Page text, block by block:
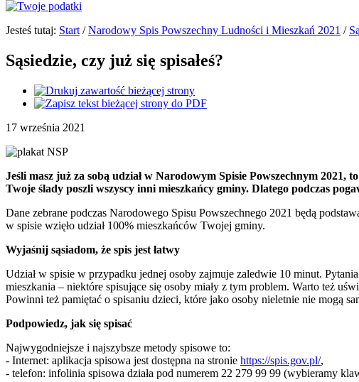
Jesteś tutaj: Start /Narodowy Spis Powszechny Ludności i Mieszkań 2021 /
Sąsiedzie, czy już się spisałeś?
17 września 2021
Jeśli masz już za sobą udział w Narodowym Spisie Powszechnym
Twoje ślady poszli wszyscy inni mieszkańcy gminy. Dlatego podczas
Dane zebrane podczas Narodowego Spisu Powszechnego 2021 będą
w spisie wzięło udział 100% mieszkańców Twojej gminy.
Wyjaśnij sąsiadom, że spis jest łatwy
Udział w spisie w przypadku jednej osoby zajmuje zaledwie 10 minut.
mieszkania – niektóre spisujące się osoby miały z tym problem. Warto też
Powinni też pamiętać o spisaniu dzieci, które jako osoby nieletnie nie mogą
Podpowiedz, jak się spisać
Najwygodniejsze i najszybsze metody spisowe to:
- Internet: aplikacja spisowa jest dostępna na stronie https://spis.gov.pl/,
- telefon: infolinia spisowa działa pod numerem 22 279 99 99 (wybieramy